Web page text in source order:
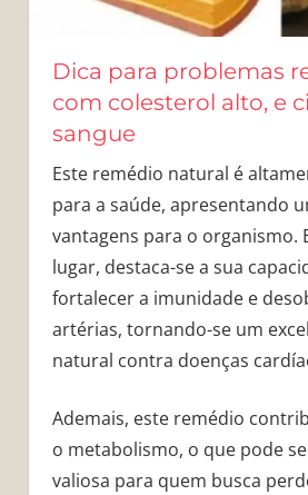
Dica para problemas
com colesterol alto, e
sangue
Este remédio natural é
para a saúde, apresentando
vantagens para o organismo.
lugar, destaca-se a sua
fortalecer a imunidade e
artérias, tornando-se um
natural contra doenças
Ademais, este remédio
o metabolismo, o que pode
valiosa para quem busca